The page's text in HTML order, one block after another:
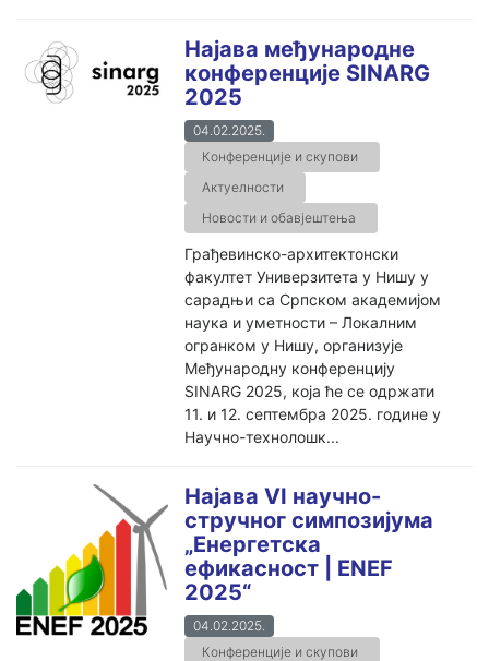
Најава међународне
конференције SINARG
2025
04.02.2025.
Конференције и скупови
Актуелности
Новости и обавјештења
Грађевинско-архитектонски
факултет Универзитета у Нишу у
сарадњи са Српском академијом
наука и уметности – Локалним
огранком у Нишу, организује
Међународну конференцију
SINARG 2025, која ће се одржати
11. и 12. септембра 2025. године у
Научно-технолошк...
Најава VI научно-
стручног симпозијума
„Енергетска
ефикасност | ENEF
2025“
04.02.2025.
Конференције и скупови